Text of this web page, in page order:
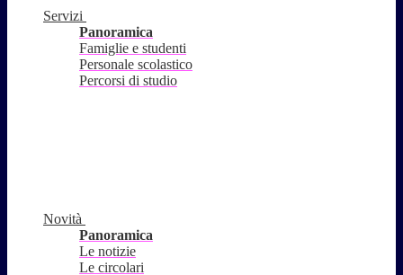
Servizi
Panoramica
Famiglie e studenti
Personale scolastico
Percorsi di studio
Novità
Panoramica
Le notizie
Le circolari